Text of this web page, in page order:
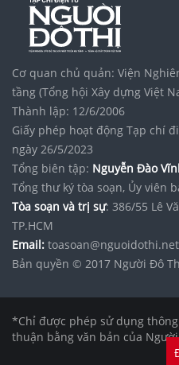
Cơ quan chủ quản: Viện
tầng (Tổng hội Xây dựng Việt
Thành lập: 12/6/2006
Giấy phép hoạt động Tạp chí
ngày 26/5/2023
Tổng biên tập: Nguyễn Đào
Tổng thư ký tòa soạn, Ủy viên
Tòa soạn và trị sự: 386/55 Lê
TP.HCM
Email:
Bản quyền © 2017 Người Đô
*Chỉ được phép sử dụng
thuận bằng văn bản của